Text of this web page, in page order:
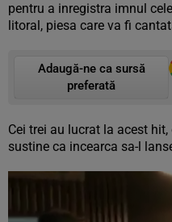
pentru a inregistra imnul
litoral, piesa care va fi
Adaugă-ne ca sursă
preferată
Cei trei au lucrat la acest
sustine ca incearca sa-l